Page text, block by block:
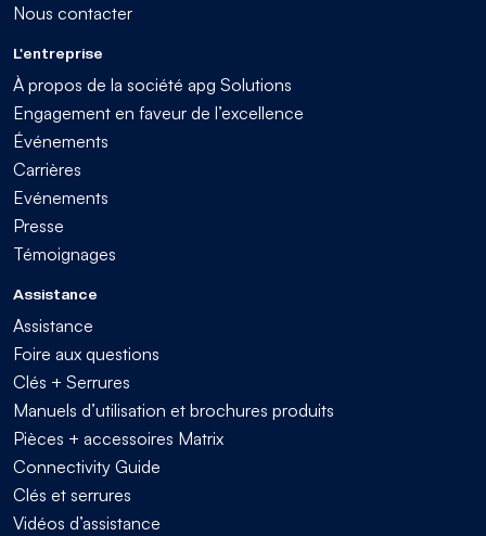
Nous contacter
L'entreprise
À propos de la société apg Solutions
Engagement en faveur de l’excellence
Événements
Carrières
Evénements
Presse
Témoignages
Assistance
Assistance
Foire aux questions
Clés + Serrures
Manuels d’utilisation et brochures produits
Pièces + accessoires Matrix
Connectivity Guide
Clés et serrures
Vidéos d’assistance